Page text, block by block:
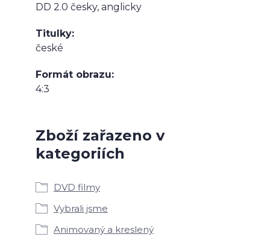
DD 2.0 česky, anglicky
Titulky
české
Formát obrazu
4:3
Zboží zařazeno v
kategoriích
DVD filmy
Vybrali jsme
Animovaný a kreslený